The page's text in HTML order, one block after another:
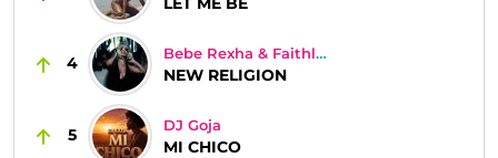
4
Bebe Rexha & Faithless
NEW RELIGION
5
DJ Goja
MI CHICO